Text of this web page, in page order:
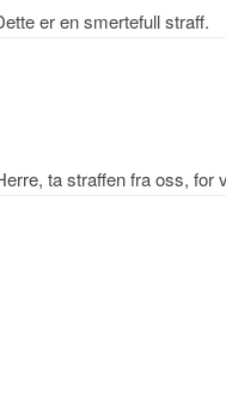
er en smertefull straff.
ta straffen fra oss, for